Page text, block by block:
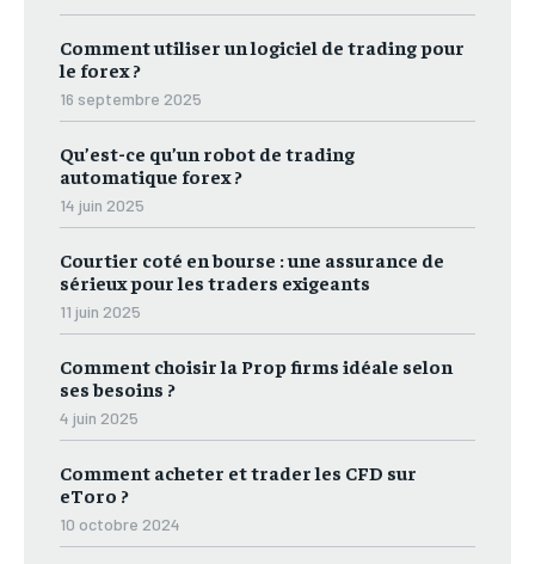
Comment utiliser un logiciel de trading pour
le forex ?
16 septembre 2025
Qu’est-ce qu’un robot de trading
automatique forex ?
14 juin 2025
Courtier coté en bourse : une assurance de
sérieux pour les traders exigeants
11 juin 2025
Comment choisir la Prop firms idéale selon
ses besoins ?
4 juin 2025
Comment acheter et trader les CFD sur
eToro ?
10 octobre 2024